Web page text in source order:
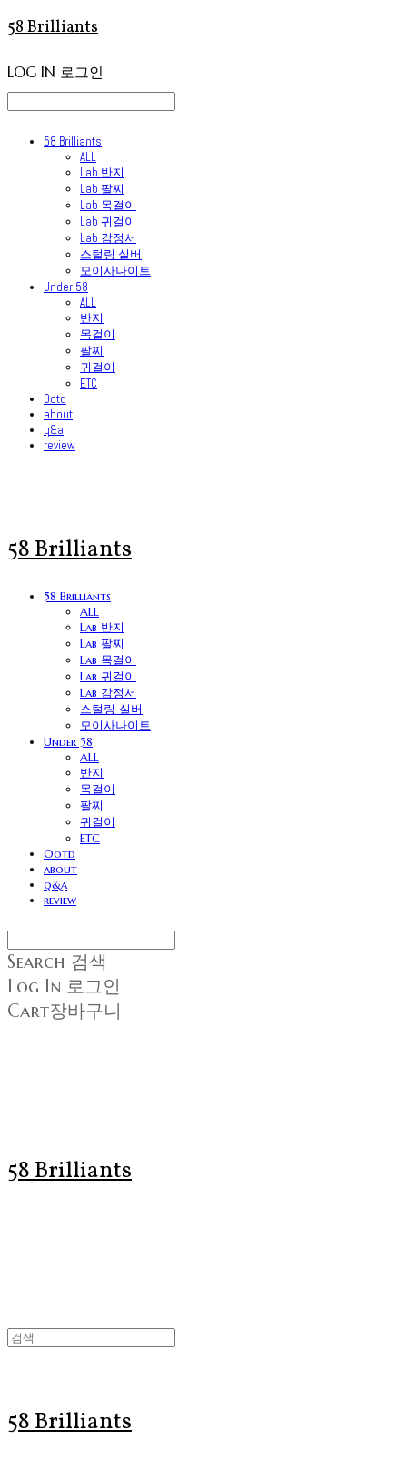
58 Brilliants
LOG IN 로그인
58 Brilliants
ALL
Lab 반지
Lab 팔찌
Lab 목걸이
Lab 귀걸이
Lab 감정서
스털링 실버
모이사나이트
Under 58
ALL
반지
목걸이
팔찌
귀걸이
ETC
Ootd
about
q&a
review
58 Brilliants
58 Brilliants
ALL
Lab 반지
Lab 팔찌
Lab 목걸이
Lab 귀걸이
Lab 감정서
스털링 실버
모이사나이트
Under 58
ALL
반지
목걸이
팔찌
귀걸이
ETC
Ootd
about
q&a
review
Search 검색
Log In 로그인
Cart장바구니
58 Brilliants
58 Brilliants